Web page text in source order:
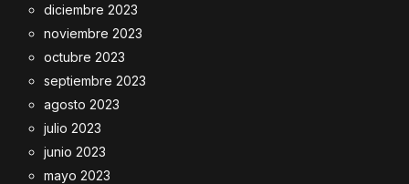
diciembre 2023
noviembre 2023
octubre 2023
septiembre 2023
agosto 2023
julio 2023
junio 2023
mayo 2023